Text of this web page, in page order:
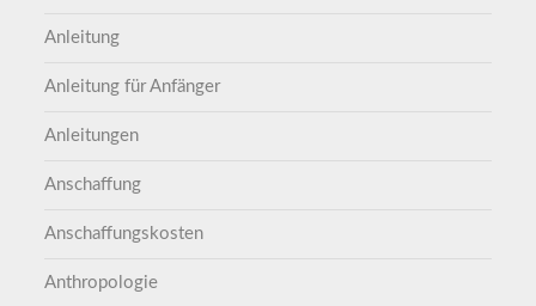
Anleitung
Anleitung für Anfänger
Anleitungen
Anschaffung
Anschaffungskosten
Anthropologie